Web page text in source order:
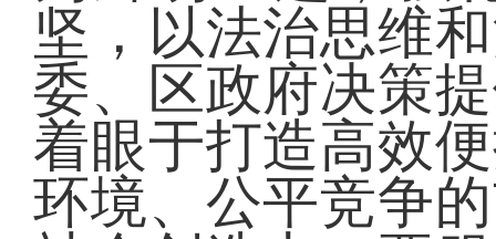
坚，以法治思维
委、区政府决策
着眼于打造高效
环境、公平竞争